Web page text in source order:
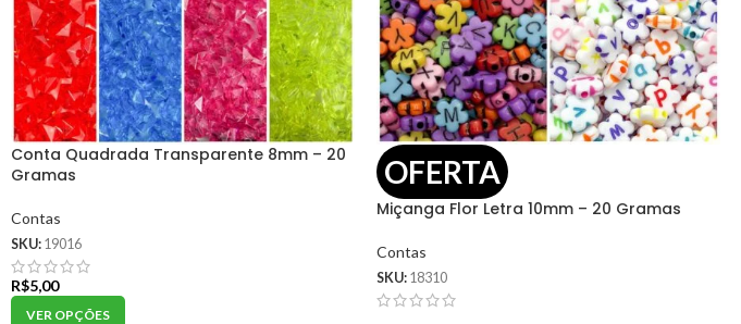
Conta Quadrada Transparente 8mm – 20
Gramas
Contas
SKU: 19016
R$5,00
VER OPÇÕES
OFERTA
Miçanga Flor Letra 10mm – 20 Gramas
Contas
SKU: 18310